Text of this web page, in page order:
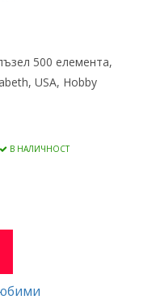
500 елемента,
USA, Hobby
В НАЛИЧНОСТ